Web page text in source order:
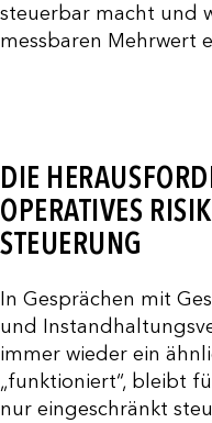
steuerbar macht und
messbaren Mehrwert
DIE
OPERATIVES
STEUERUNG
In Gesprächen mit
und
immer wieder ein
„funktioniert“, bleibt
nur eingeschränkt